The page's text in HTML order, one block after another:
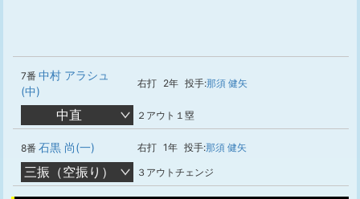
7番 中村 アラシュ
(中)
右打 2年 投手:那須 健矢
中直 ２アウト１塁
8番 石黒 尚(一) 右打 1年 投手:那須 健矢
三振（空振り） ３アウトチェンジ